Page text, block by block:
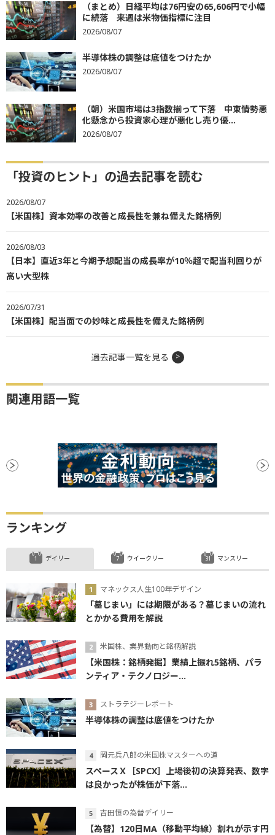
（まとめ）日経平均は76円安の65,606円で小幅
に続落 来週は米物価指標に注目
2026/08/07
半導体株の調整は底値をつけたか
2026/08/07
（朝）米国市場は3指数揃って下落 中東情勢悪
化懸念から投資家心理が悪化し売り優...
2026/08/07
「投資のヒント」の過去記事を読む
2026/08/07
【米国株】資本効率の改善と成長性を兼ね備えた銘柄例
2026/08/03
【日本】直近3年と今期予想配当の成長率が10％超で配当利回りが
高い大型株
2026/07/31
【米国株】配当面での妙味と成長性を備えた銘柄例
過去記事一覧を見る
関連用語一覧
ランキング
デイリー
マネックス人生100年デザイン
「墓じまい」には期限がある？墓じまいの流れ
とかかる費用を解説
米国株、業界動向と銘柄解説
【米国株：銘柄発掘】業績上振れ5銘柄、パラ
ンティア・テクノロジー...
ストラテジーレポート
半導体株の調整は底値をつけたか
岡元兵八郎の米国株マスターへの道
スペースＸ［SPCX］上場後初の決算発表、数字
は良かったが株価が下落...
吉田恒の為替デイリー
【為替】120日MA（移動平均線）割れが示す円
ウイークリー マンスリー